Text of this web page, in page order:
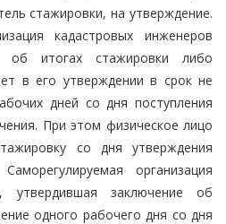
стажировки, на утверждение.
кадастровых инженеров
об итогах стажировки либо
в его утверждении в срок не
дней со дня поступления
При этом физическое лицо
со дня утверждения
организация
утвердившая заключение об
одного рабочего дня со дня